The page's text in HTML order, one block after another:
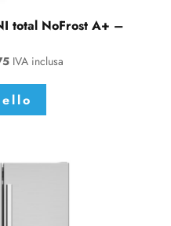
total NoFrost A+ –
IVA inclusa